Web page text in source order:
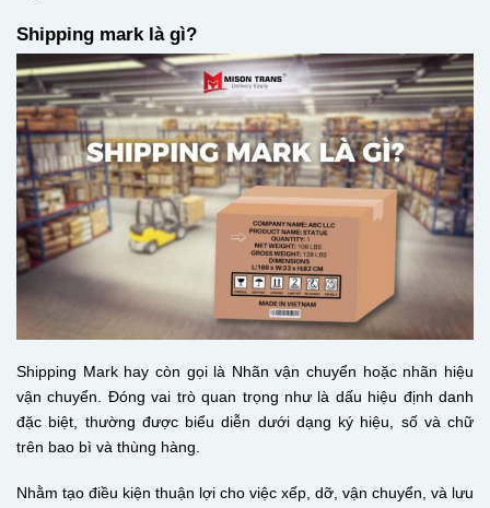
Shipping mark là gì?
Shipping Mark hay còn gọi là Nhãn vận chuyển hoặc nhãn hiệu
vận chuyển. Đóng vai trò quan trọng như là dấu hiệu định danh
đặc biệt, thường được biểu diễn dưới dạng ký hiệu, số và chữ
trên bao bì và thùng hàng.
Nhằm tạo điều kiện thuận lợi cho việc xếp, dỡ, vận chuyển, và lưu